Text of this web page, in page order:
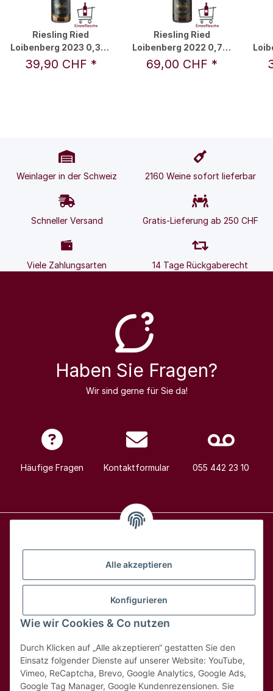
Alle akzeptieren
Konfigurieren
Wie wir Cookies & Co nutzen
Durch Klicken auf „Alle akzeptieren“ gestatten Sie den
Einsatz folgender Dienste auf unserer Website: YouTube,
Vimeo, ReCaptcha, Brevo, Google Analytics, Google Ads,
Google Tag Manager, Google Kundenrezensionen. Sie
Riesling Ried
Loibenberg 2023 0,375
l - F.X. Pichler
39,90 CHF *
Riesling Ried
Loibenberg 2022 0,75 l
- F.X. Pichler
69,00 CHF *
Weinlager in der Schweiz 2160 Weine sofort lieferbar
Schneller Versand Gratis-Lieferung ab 250 CHF
Viele Zahlungsarten 14 Tage Rückgaberecht
Haben Sie Fragen?
Wir sind gerne für Sie da!
Häufige Fragen Kontaktformular 055 442 23 10
Hilfe & Kontakt
Rechtliches